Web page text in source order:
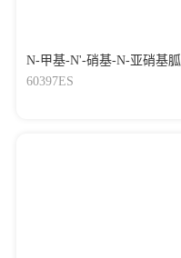
N-甲基-N'-硝基-N-亚硝基胍
60397ES